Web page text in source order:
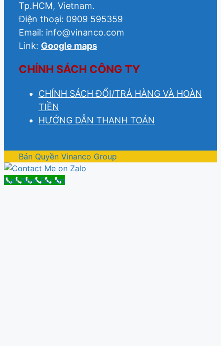
Tp.HCM, Vietnam.
Điện thoại: 0909 595359
Email: info@vinanco.com
Link: Google maps
CHÍNH SÁCH CÔNG TY
CHÍNH SÁCH ĐỔI/TRẢ HÀNG VÀ HOÀN
TIỀN
HƯỚNG DẪN THANH TOÁN
Bản Quyền Vinanco Group
Call Now Button